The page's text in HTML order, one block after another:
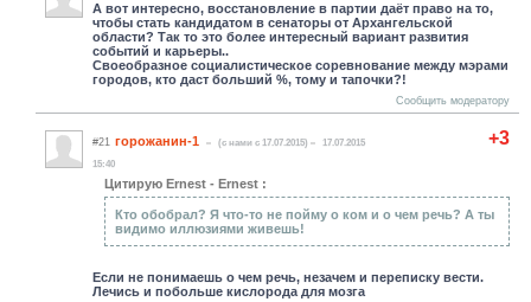
А вот интересно, восстановление в партии даёт право на то,
чтобы стать кандидатом в сенаторы от Архангельской
области? Так то это более интересный вариант развития
событий и карьеры..
Своеобразное социалистическое соревнование между мэрами
городов, кто даст больший %, тому и тапочки?!
Сообщить модератору
+3
#21 горожанин-1 (c нами с 17.07.2015)
17.07.2015
15:40
Цитирую Ernest - Ernest :
Кто обобрал? Я что-то не пойму о ком и о чем речь? А ты
видимо иллюзиями живешь!
Если не понимаешь о чем речь, незачем и переписку вести.
Лечись и побольше кислорода для мозга